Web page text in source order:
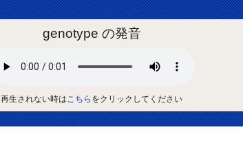
genotype の発音
再生されない時はこちら をクリックしてください